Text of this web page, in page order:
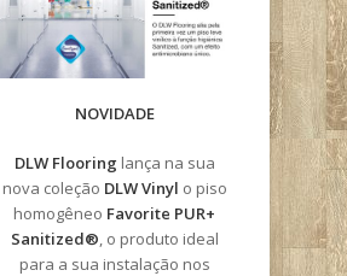
NOVIDADE
DLW Flooring lança na sua
nova coleção DLW Vinyl o piso
homogêneo Favorite PUR+
Sanitized®, o produto ideal
para a sua instalação nos